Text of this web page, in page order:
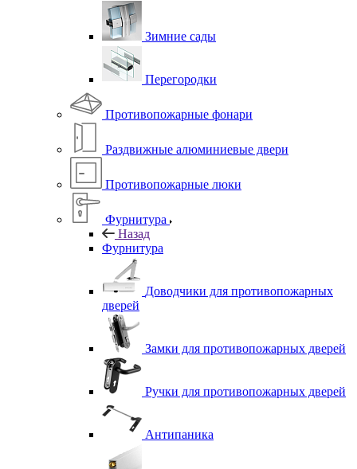
Зимние сады
Перегородки
Противопожарные фонари
Раздвижные алюминиевые двери
Противопожарные люки
Фурнитура
Назад
Фурнитура
Доводчики для противопожарных
дверей
Замки для противопожарных дверей
Ручки для противопожарных дверей
Антипаника